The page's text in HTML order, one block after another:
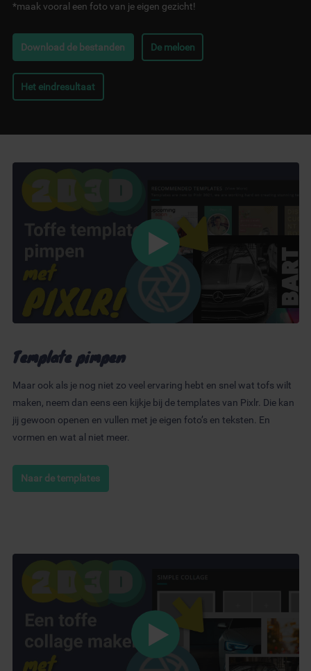
*maak vooral een foto van je eigen gezicht!
Download de bestanden De meloen
Het eindresultaat
Template pimpen
Maar ook als je nog niet zo veel ervaring hebt en snel wat tofs wilt
maken, neem dan eens een kijkje bij de templates van Pixlr. Die kan
jij gewoon openen en vullen met je eigen foto’s en teksten. En
vormen en wat al niet meer.
Naar de templates